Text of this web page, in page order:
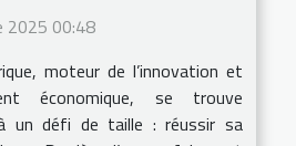
2025 00:48
moteur de l’innovation et
économique, se trouve
un défi de taille : réussir sa